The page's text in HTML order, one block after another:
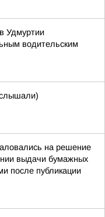
Удмуртии
водительским
на решение
выдачи бумажных
после публикации